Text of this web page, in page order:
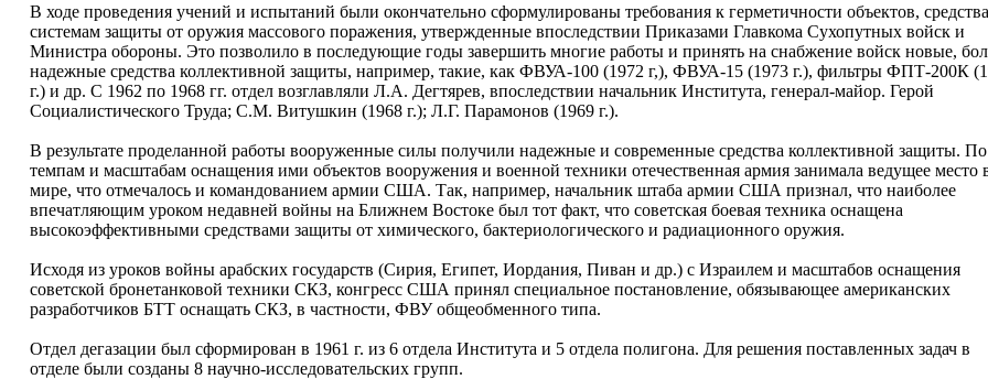
В ходе проведения учений и испытаний были окончательно сформулированы требования к герметичности объектов,
системам защиты от оружия массового поражения, утвержденные впоследствии Приказами Главкома Сухопутных войск и
Министра обороны. Это позволило в последующие годы завершить многие работы и принять на снабжение войск новые,
надежные средства коллективной защиты, например, такие, как ФВУА-100 (1972 г,), ФВУА-15 (1973 г.), фильтры ФПТ-200К
г.) и др. С 1962 по 1968 гг. отдел возглавляли Л.А. Дегтярев, впоследствии начальник Института, генерал-майор. Герой
Социалистического Труда; С.М. Витушкин (1968 г.); Л.Г. Парамонов (1969 г.).
В результате проделанной работы вооруженные силы получили надежные и современные средства коллективной защиты. По
темпам и масштабам оснащения ими объектов вооружения и военной техники отечественная армия занимала ведущее место
мире, что отмечалось и командованием армии США. Так, например, начальник штаба армии США признал, что наиболее
впечатляющим уроком недавней войны на Ближнем Востоке был тот факт, что советская боевая техника оснащена
высокоэффективными средствами защиты от химического, бактериологического и радиационного оружия.
Исходя из уроков войны арабских государств (Сирия, Египет, Иордания, Пиван и др.) с Израилем и масштабов оснащения
советской бронетанковой техники СКЗ, конгресс США принял специальное постановление, обязывающее американских
разработчиков БТТ оснащать СКЗ, в частности, ФВУ общеобменного типа.
Отдел дегазации был сформирован в 1961 г. из 6 отдела Института и 5 отдела полигона. Для решения поставленных задач в
отделе были созданы 8 научно-исследовательских групп.